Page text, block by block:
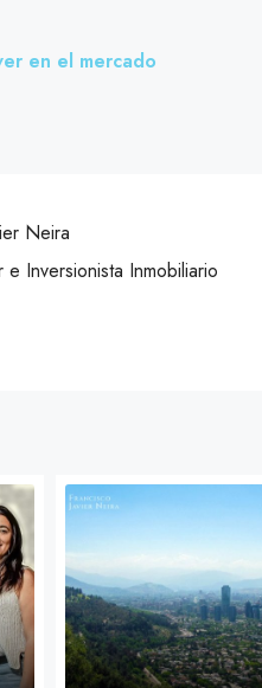
en el mercado
Neira
Inversionista Inmobiliario